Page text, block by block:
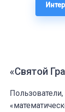
«Святой